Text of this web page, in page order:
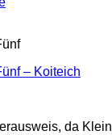
– Koiteich
da